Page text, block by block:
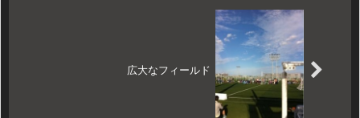
広大なフィールド